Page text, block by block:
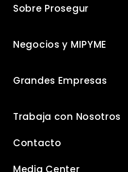
Sobre Prosegur
Negocios y MIPYME
Grandes Empresas
Trabaja con Nosotros
Contacto
Media Center